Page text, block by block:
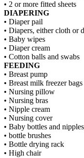
• 2 or more fitted sheets
DIAPERING
• Diaper pail
• Diapers, either cloth or
• Baby wipes
• Diaper cream
• Cotton balls and swabs
FEEDING
• Breast pump
• Breast milk freezer bags
• Nursing pillow
• Nursing bras
• Nipple cream
• Nursing cover
• Baby bottles and nipples
• bottle brushes
• Bottle drying rack
• High chair